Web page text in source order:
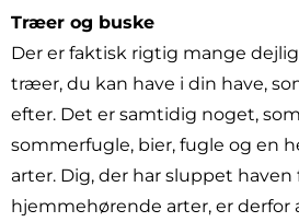
Træer og buske
Der er faktisk rigtig mange
træer, du kan have i din have,
efter. Det er samtidig noget,
sommerfugle, bier, fugle og en
arter. Dig, der har sluppet haven
hjemmehørende arter, er derfor